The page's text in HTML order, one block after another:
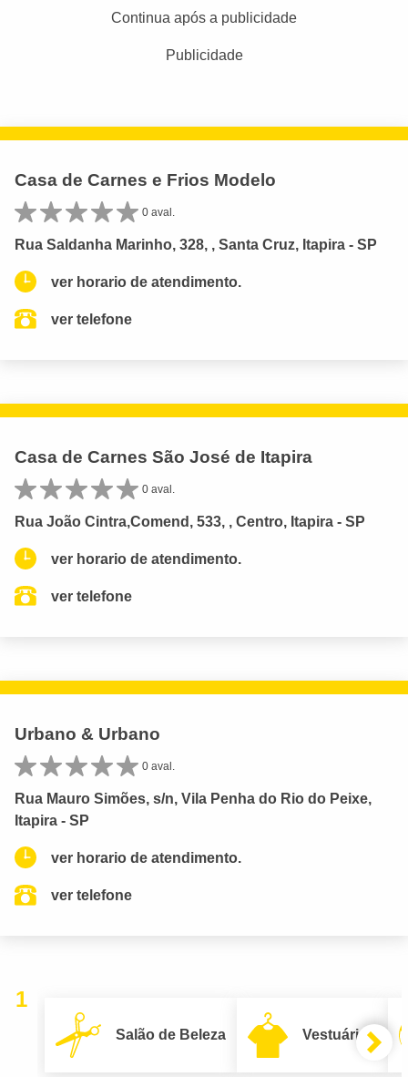
Continua após a publicidade
Publicidade
Casa de Carnes e Frios Modelo
0 aval.
Rua Saldanha Marinho, 328, , Santa Cruz, Itapira - SP
ver horario de atendimento.
ver telefone
Casa de Carnes São José de Itapira
0 aval.
Rua João Cintra,Comend, 533, , Centro, Itapira - SP
ver horario de atendimento.
ver telefone
Urbano & Urbano
0 aval.
Rua Mauro Simões, s/n, Vila Penha do Rio do Peixe,
Itapira - SP
ver horario de atendimento.
ver telefone
1
Salão de Beleza Vestuário